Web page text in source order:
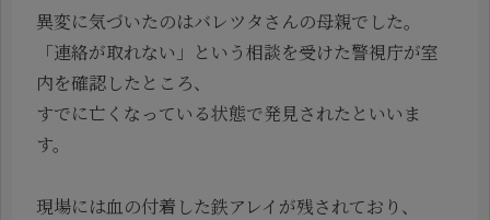
異変に気づいたのはバレツタさんの母親でした。
「連絡が取れない」という相談を受けた警視庁が室
内を確認したところ、
すでに亡くなっている状態で発見されたといいま
す。
現場には血の付着した鉄アレイが残されており、